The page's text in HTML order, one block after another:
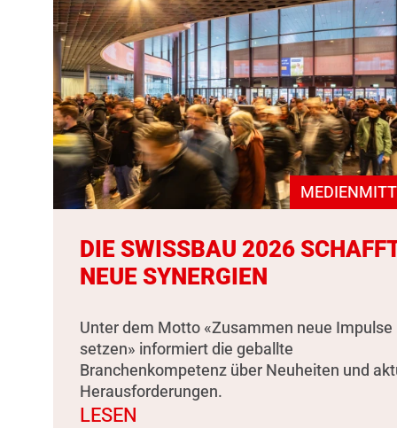
DIE SWISSBAU 2026
NEUE SYNERGIEN
Unter dem Motto «Zusammen neue Impulse
setzen» informiert die geballte
Branchenkompetenz über Neuheiten und
Herausforderungen.
LESEN